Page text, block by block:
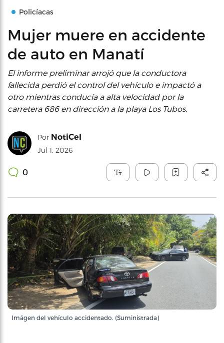
Policíacas
Mujer muere en accidente
de auto en Manatí
El informe preliminar arrojó que la conductora
fallecida perdió el control del vehículo e impactó a
otro mientras conducía a alta velocidad por la
carretera 686 en dirección a la playa Los Tubos.
Por NotiCel
Jul 1, 2026
0
Imágen del vehículo accidentado. (Suministrada)